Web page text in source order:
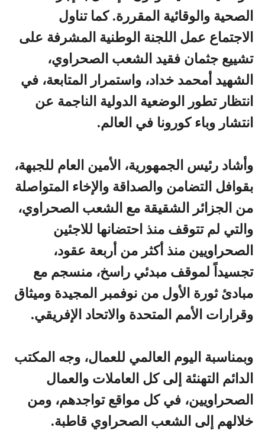
الصحية والوقائية المقررة. كما تناول
الاجتماع عمل اللجنة الوطنية المشرفة على
تشييع جثمان فقيد الشعب الصحراوي،
الشهيد أمحمد خداد، واستمرار المتابعة، في
انتظار تطور الوضعية الدولية الناجمة عن
انتشار وباء كورونا في العالم.
وأشاد رئيس الجمهورية، الأمين العام للجبهة،
بقوافل التضامن والصداقة والإخاء المتواصلة
من الجزائر الشقيقة مع الشعب الصحراوي،
والتي لم تتوقف منذ احتضانها للاجئين
الصحراويين منذ أكثر من أربعة عقود،
تجسيداً لموقف مبدئي راسخ، منسجم مع
مبادئ ثورة الأول من نوفمبر المجيدة وميثاق
وقرارات الأمم المتحدة والاتحاد الإفريقي.
وبمناسبة اليوم العالمي للعمال، وجه المكتب
الدائم التهنئة إلى كل العاملات والعمال
الصحراويين، في كل مواقع تواجدهم، ومن
خلالهم إلى الشعب الصحراوي قاطبة.